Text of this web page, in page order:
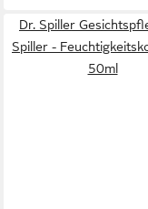
Dr. Spiller
Spiller -
50ml